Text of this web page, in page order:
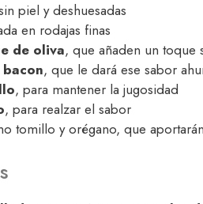
piel y deshuesadas
en rodajas finas
de oliva, que añaden un toque
, que le dará ese sabor
, para mantener la jugosidad
, para realzar el sabor
tomillo y orégano, que